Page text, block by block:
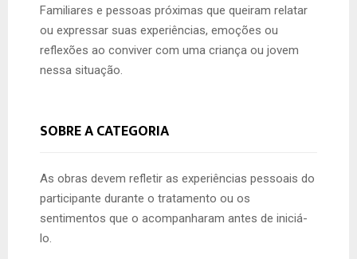
Familiares e pessoas próximas que queiram relatar
ou expressar suas experiências, emoções ou
reflexões ao conviver com uma criança ou jovem
nessa situação.
SOBRE A CATEGORIA
As obras devem refletir as experiências pessoais do
participante durante o tratamento ou os
sentimentos que o acompanharam antes de iniciá-
lo.